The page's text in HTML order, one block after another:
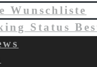
Wunschliste
Status